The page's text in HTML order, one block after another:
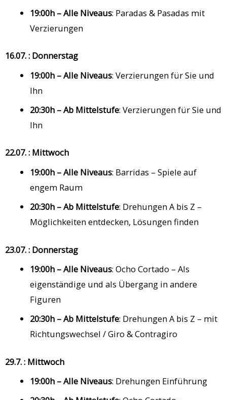
19:00h – Alle Niveaus: Paradas & Pasadas mit
Verzierungen
16.07. : Donnerstag
19:00h – Alle Niveaus: Verzierungen für Sie und
Ihn
20:30h – Ab Mittelstufe: Verzierungen für Sie und
Ihn
22.07. : Mittwoch
19:00h – Alle Niveaus: Barridas – Spiele auf
engem Raum
20:30h – Ab Mittelstufe: Drehungen A bis Z –
Möglichkeiten entdecken, Lösungen finden
23.07. : Donnerstag
19:00h – Alle Niveaus: Ocho Cortado – Als
eigenständige und als Übergang in andere
Figuren
20:30h – Ab Mittelstufe: Drehungen A bis Z – mit
Richtungswechsel / Giro & Contragiro
29.7. : Mittwoch
19:00h – Alle Niveaus: Drehungen Einführung